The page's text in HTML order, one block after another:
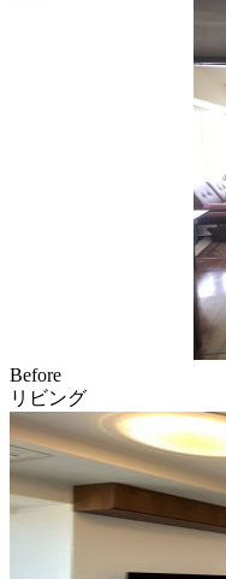
Before
リビング